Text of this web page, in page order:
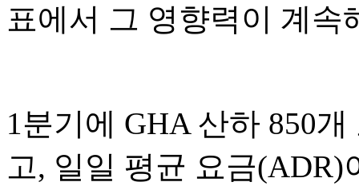
표에서 그 영향력이 계속
1분기에 GHA 산하 850
고, 일일 평균 요금